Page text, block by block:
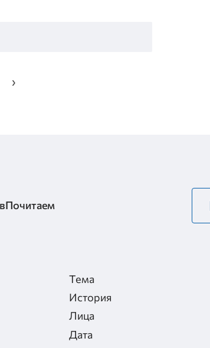
›
Тема
История
Лица
Дата